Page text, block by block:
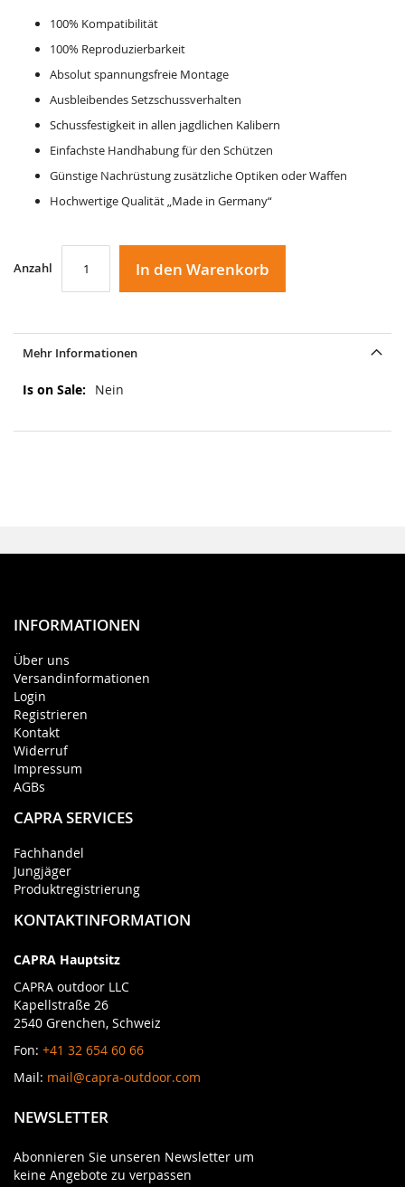
100% Kompatibilität
100% Reproduzierbarkeit
Absolut spannungsfreie Montage
Ausbleibendes Setzschussverhalten
Schussfestigkeit in allen jagdlichen Kalibern
Einfachste Handhabung für den Schützen
Günstige Nachrüstung zusätzliche Optiken oder Waffen
Hochwertige Qualität „Made in Germany“
Anzahl In den Warenkorb
Mehr Informationen
Mehr
Nein
INFORMATIONEN
Über uns
Versandinformationen
Login
Registrieren
Kontakt
Widerruf
Impressum
AGBs
CAPRA SERVICES
Fachhandel
Jungjäger
Produktregistrierung
KONTAKTINFORMATION
CAPRA Hauptsitz
CAPRA outdoor LLC
Kapellstraße 26
2540 Grenchen, Schweiz
Fon: +41 32 654 60 66
Mail: mail@capra-outdoor.com
NEWSLETTER
Abonnieren Sie unseren Newsletter um
keine Angebote zu verpassen